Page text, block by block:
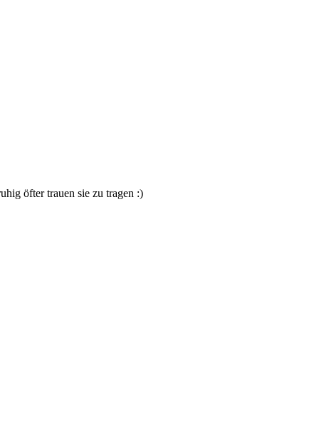
öfter trauen sie zu tragen :)